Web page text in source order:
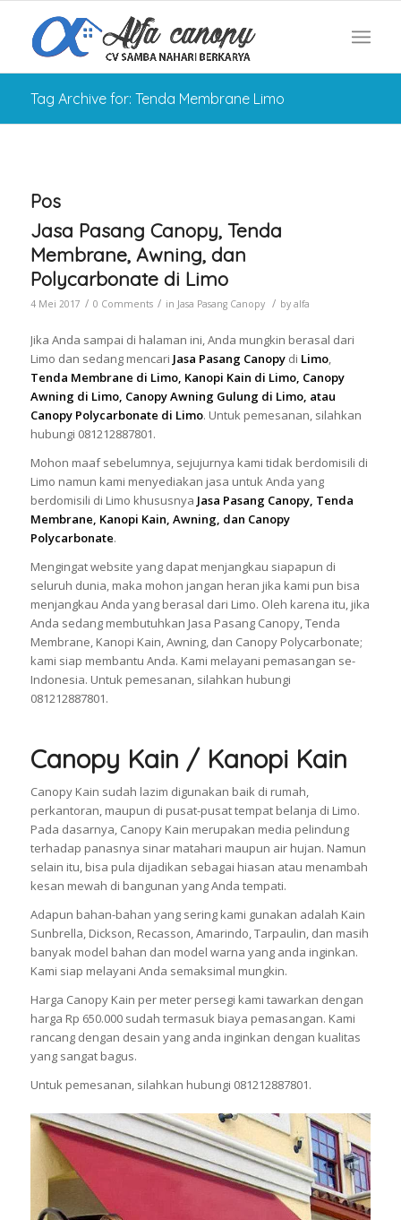
Tag Archive for: Tenda Membrane Limo
Pos
Jasa Pasang Canopy, Tenda
Membrane, Awning, dan
Polycarbonate di Limo
4 Mei 2017 / 0 Comments / in Jasa Pasang Canopy / by alfa
Jika Anda sampai di halaman ini, Anda mungkin berasal dari
Limo dan sedang mencari Jasa Pasang Canopy di Limo,
Tenda Membrane di Limo, Kanopi Kain di Limo, Canopy
Awning di Limo, Canopy Awning Gulung di Limo, atau
Canopy Polycarbonate di Limo. Untuk pemesanan, silahkan
hubungi 081212887801.
Mohon maaf sebelumnya, sejujurnya kami tidak berdomisili di
Limo namun kami menyediakan jasa untuk Anda yang
berdomisili di Limo khususnya Jasa Pasang Canopy, Tenda
Membrane, Kanopi Kain, Awning, dan Canopy
Polycarbonate.
Mengingat website yang dapat menjangkau siapapun di
seluruh dunia, maka mohon jangan heran jika kami pun bisa
menjangkau Anda yang berasal dari Limo. Oleh karena itu, jika
Anda sedang membutuhkan Jasa Pasang Canopy, Tenda
Membrane, Kanopi Kain, Awning, dan Canopy Polycarbonate;
kami siap membantu Anda. Kami melayani pemasangan se-
Indonesia. Untuk pemesanan, silahkan hubungi
081212887801.
Canopy Kain / Kanopi Kain
Canopy Kain sudah lazim digunakan baik di rumah,
perkantoran, maupun di pusat-pusat tempat belanja di Limo.
Pada dasarnya, Canopy Kain merupakan media pelindung
terhadap panasnya sinar matahari maupun air hujan. Namun
selain itu, bisa pula dijadikan sebagai hiasan atau menambah
kesan mewah di bangunan yang Anda tempati.
Adapun bahan-bahan yang sering kami gunakan adalah Kain
Sunbrella, Dickson, Recasson, Amarindo, Tarpaulin, dan masih
banyak model bahan dan model warna yang anda inginkan.
Kami siap melayani Anda semaksimal mungkin.
Harga Canopy Kain per meter persegi kami tawarkan dengan
harga Rp 650.000 sudah termasuk biaya pemasangan. Kami
rancang dengan desain yang anda inginkan dengan kualitas
yang sangat bagus.
Untuk pemesanan, silahkan hubungi 081212887801.